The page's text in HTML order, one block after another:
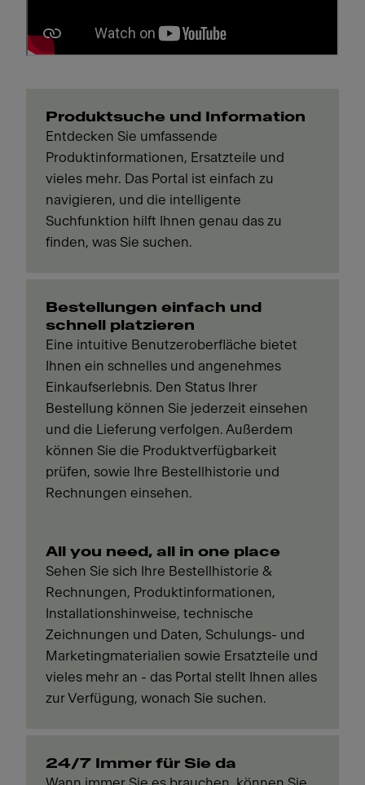
Produktsuche und Information
Entdecken Sie umfassende
Produktinformationen, Ersatzteile und
vieles mehr. Das Portal ist einfach zu
navigieren, und die intelligente
Suchfunktion hilft Ihnen genau das zu
finden, was Sie suchen.
Bestellungen einfach und
schnell platzieren
Eine intuitive Benutzeroberfläche bietet
Ihnen ein schnelles und angenehmes
Einkaufserlebnis. Den Status Ihrer
Bestellung können Sie jederzeit einsehen
und die Lieferung verfolgen. Außerdem
können Sie die Produktverfügbarkeit
prüfen, sowie Ihre Bestellhistorie und
Rechnungen einsehen.
All you need, all in one place
Sehen Sie sich Ihre Bestellhistorie &
Rechnungen, Produktinformationen,
Installationshinweise, technische
Zeichnungen und Daten, Schulungs- und
Marketingmaterialien sowie Ersatzteile und
vieles mehr an - das Portal stellt Ihnen alles
zur Verfügung, wonach Sie suchen.
24/7 Immer für Sie da